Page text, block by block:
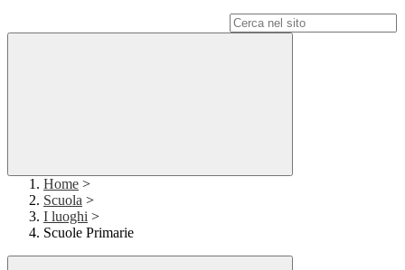
Home >
Scuola >
I luoghi >
Scuole Primarie